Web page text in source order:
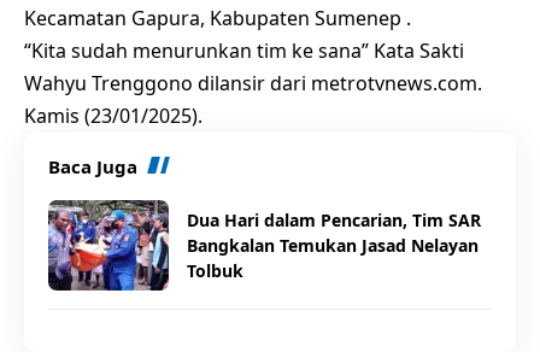
Kecamatan Gapura, Kabupaten Sumenep .
“Kita sudah menurunkan tim ke sana” Kata Sakti
Wahyu Trenggono dilansir dari metrotvnews.com.
Kamis (23/01/2025).
Baca Juga
Dua Hari dalam Pencarian, Tim SAR
Bangkalan Temukan Jasad Nelayan
Tolbuk